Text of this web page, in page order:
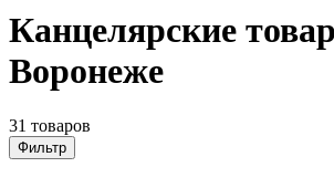
Канцелярские
Воронеже
31 товаров
Фильтр